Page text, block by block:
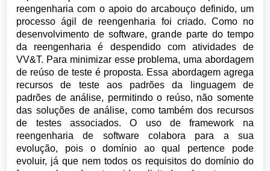
reengenharia com o apoio do arcabouço definido, um
processo ágil de reengenharia foi criado. Como no
desenvolvimento de software, grande parte do tempo
da reengenharia é despendido com atividades de
VV&T. Para minimizar esse problema, uma abordagem
de reúso de teste é proposta. Essa abordagem agrega
recursos de teste aos padrões da linguagem de
padrões de análise, permitindo o reúso, não somente
das soluções de análise, como também dos recursos
de testes associados. O uso de framework na
reengenharia de software colabora para a sua
evolução, pois o domínio ao qual pertence pode
evoluir, já que nem todos os requisitos do domínio do